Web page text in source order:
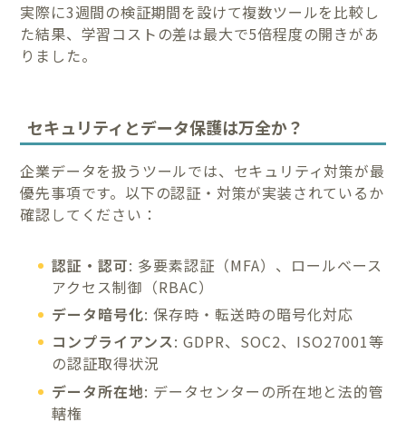
実際に3週間の検証期間を設けて複数ツールを比較し
た結果、学習コストの差は最大で5倍程度の開きがあ
りました。
セキュリティとデータ保護は万全か？
企業データを扱うツールでは、セキュリティ対策が最
優先事項です。以下の認証・対策が実装されているか
確認してください：
認証・認可: 多要素認証（MFA）、ロールベース
アクセス制御（RBAC）
データ暗号化: 保存時・転送時の暗号化対応
コンプライアンス: GDPR、SOC2、ISO27001等
の認証取得状況
データ所在地: データセンターの所在地と法的管
轄権